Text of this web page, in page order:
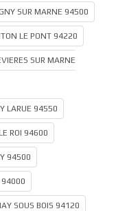
SUR MARNE 94500
LE PONT 94220
SUR MARNE
LARUE 94550
ROI 94600
94500
SOUS BOIS 94120